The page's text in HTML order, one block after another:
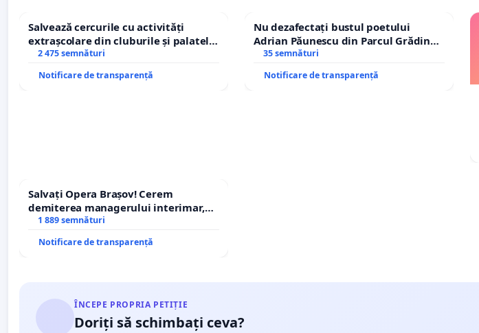
Salvează cercurile cu activități
extrașcolare din cluburile și palatele
copiilor
2 475 semnături
Notificare de transparență
Nu dezafectați bustul poetului
Adrian Păunescu din Parcul Grădina
Icoanei! Stop cenzurii culturale!
35 semnături
Notificare de transparență
Salvați Opera Brașov! Cerem
demiterea managerului interimar,
Petrean Lucian-Marius!
1 889 semnături
Notificare de transparență
ÎNCEPE PROPRIA PETIȚIE
Doriți să schimbați ceva?